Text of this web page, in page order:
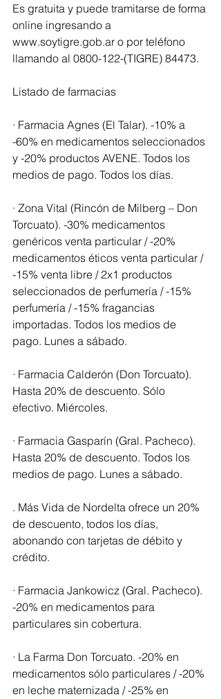
Es gratuita y puede tramitarse de forma
online ingresando a
www.soytigre.gob.ar o por teléfono
llamando al 0800-122-(TIGRE) 84473.
Listado de farmacias
· Farmacia Agnes (El Talar). -10% a
-60% en medicamentos seleccionados
y -20% productos AVENE. Todos los
medios de pago. Todos los días.
· Zona Vital (Rincón de Milberg – Don
Torcuato). -30% medicamentos
genéricos venta particular / -20%
medicamentos éticos venta particular /
-15% venta libre / 2x1 productos
seleccionados de perfumería / -15%
perfumería / -15% fragancias
importadas. Todos los medios de
pago. Lunes a sábado.
· Farmacia Calderón (Don Torcuato).
Hasta 20% de descuento. Sólo
efectivo. Miércoles.
· Farmacia Gasparín (Gral. Pacheco).
Hasta 20% de descuento. Todos los
medios de pago. Lunes a sábado.
. Más Vida de Nordelta ofrece un 20%
de descuento, todos los días,
abonando con tarjetas de débito y
crédito.
· Farmacia Jankowicz (Gral. Pacheco).
-20% en medicamentos para
particulares sin cobertura.
· La Farma Don Torcuato. -20% en
medicamentos sólo particulares / -20%
en leche maternizada / -25% en